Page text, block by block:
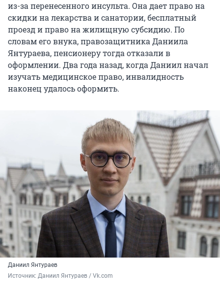
из-за перенесенного инсульта. Она дает право на
скидки на лекарства и санатории, бесплатный
проезд и право на жилищную субсидию. По
словам его внука, правозащитника Даниила
Янтураева, пенсионеру тогда отказали в
оформлении. Два года назад, когда Даниил начал
изучать медицинское право, инвалидность
наконец удалось оформить.
Даниил Янтураев
Источник: Даниил Янтураев / Vk.com